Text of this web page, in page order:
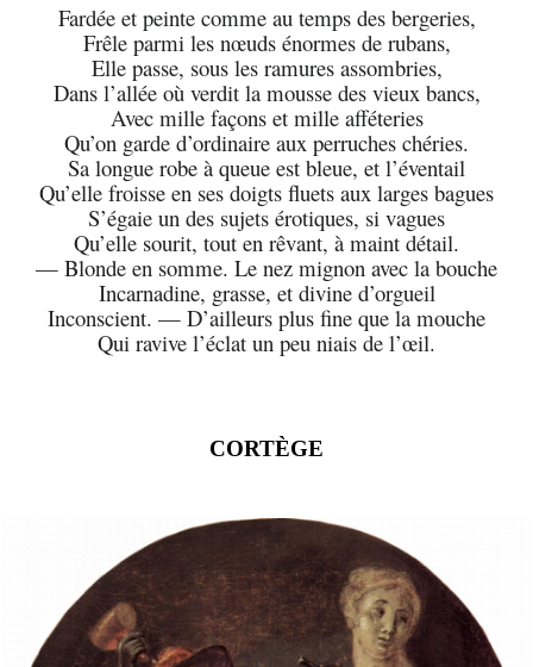
Fardée et peinte comme au temps des bergeries,
Frêle parmi les nœuds énormes de rubans,
Elle passe, sous les ramures assombries,
Dans l’allée où verdit la mousse des vieux bancs,
Avec mille façons et mille afféteries
Qu’on garde d’ordinaire aux perruches chéries.
Sa longue robe à queue est bleue, et l’éventail
Qu’elle froisse en ses doigts fluets aux larges bagues
S’égaie un des sujets érotiques, si vagues
Qu’elle sourit, tout en rêvant, à maint détail.
— Blonde en somme. Le nez mignon avec la bouche
Incarnadine, grasse, et divine d’orgueil
Inconscient. — D’ailleurs plus fine que la mouche
Qui ravive l’éclat un peu niais de l’œil.
CORTÈGE